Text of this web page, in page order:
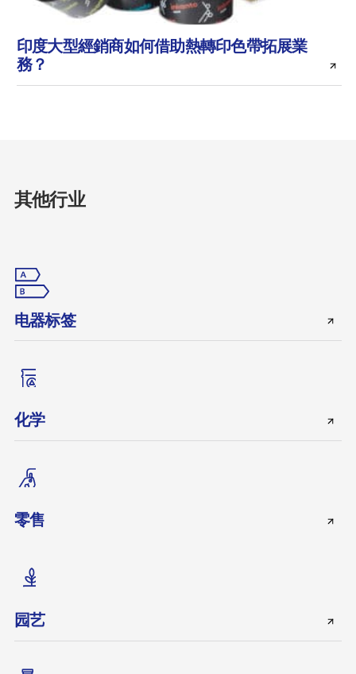
印度大型經銷商如何借助熱轉印色帶拓展業
務？
其他行业
电器标签
化学
零售
园艺